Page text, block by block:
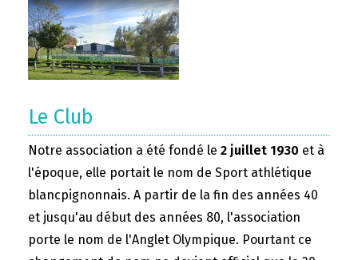
Le Club
Notre association a été fondé le 2 juillet 1930 et à
l'époque, elle portait le nom de Sport athlétique
blancpignonnais. A partir de la fin des années 40
et jusqu'au début des années 80, l'association
porte le nom de l'Anglet Olympique. Pourtant ce